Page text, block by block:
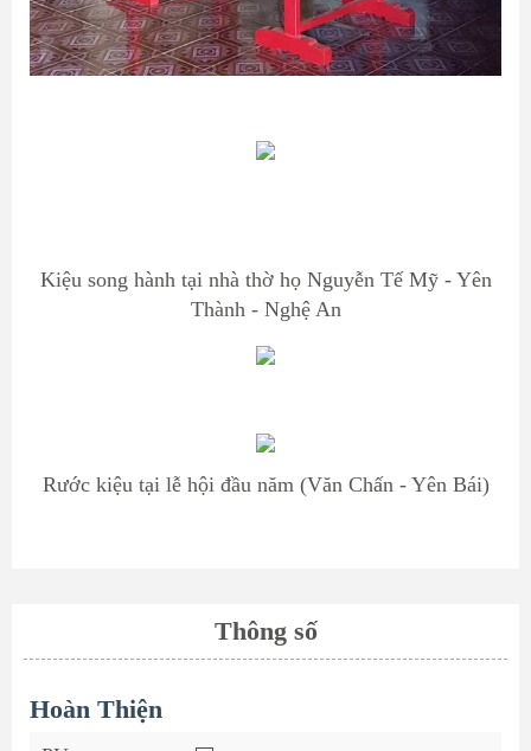
Kiệu song hành tại nhà thờ họ Nguyễn Tế Mỹ - Yên
Thành - Nghệ An
Rước kiệu tại lễ hội đầu năm (Văn Chấn - Yên Bái)
Thông số
Hoàn Thiện